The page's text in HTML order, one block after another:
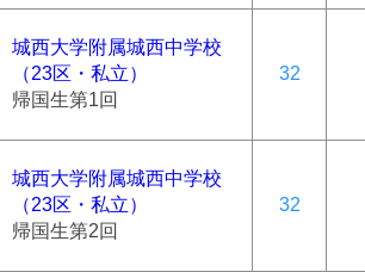
城西大学附属城西中学校
（23区・私立）
帰国生第1回
32
城西大学附属城西中学校
（23区・私立）
帰国生第2回
32